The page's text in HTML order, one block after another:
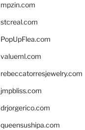
mpzin.com
stcreal.com
PopUpFlea.com
valueml.com
rebeccatorresjewelry.com
jmpbliss.com
drjorgerico.com
queensushipa.com